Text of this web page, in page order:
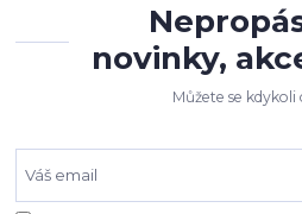
novinky,
Můžete se kdykoli